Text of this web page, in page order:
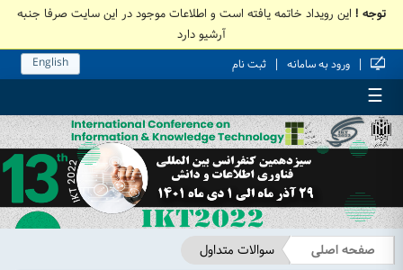
توجه ! این رویداد خاتمه یافته است و اطلاعات موجود در این سایت صرفا جنبه
آرشیو دارد
| ورود به سامانه | ثبت نام English
☰
صفحه اصلی سوالات متداول